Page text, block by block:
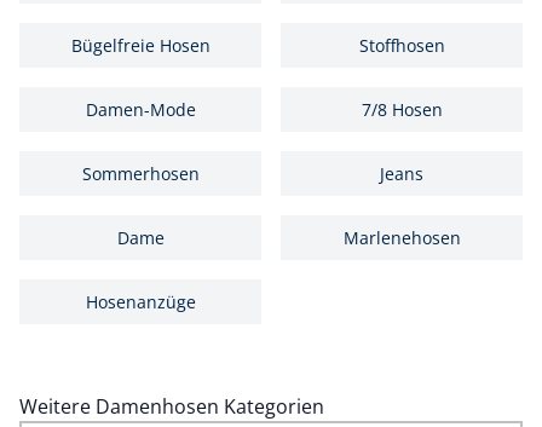
Bügelfreie Hosen Stoffhosen
Damen-Mode 7/8 Hosen
Sommerhosen Jeans
Dame Marlenehosen
Hosenanzüge
Weitere Damenhosen Kategorien